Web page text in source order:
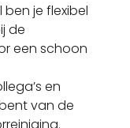
je flexibel
de
een schoon
en
van de